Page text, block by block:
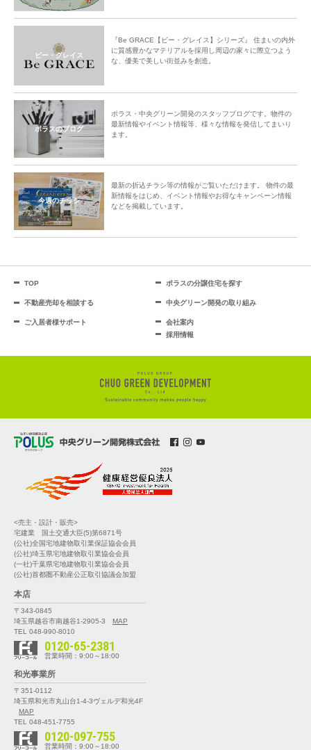
ビー・グレイス
『Be GRACE【ビー・グレイス】シリーズ』 住まいの内外
に質感豊かなマテリアルを採用し周辺の家々に際立つよう
な、優美で美しい街並みを創造。
ポラスのブログ
ポラス・中央グリーン開発のスタッフブログです。物件の
最新情報やイベント情報等、様々な情報を発信してまいり
ます。
今週のチラシ
最新の折込チラシ等の情報がご覧いただけます。 物件の最
新情報をはじめ、イベント情報やお得なキャンペーン情報
などを掲載しています。
TOP ポラスの分譲住宅を探す
不動産売却を相談する 中央グリーン開発の取り組み
ご入居者様サポート
会社案内
採用情報
<売主・設計・販売>
宅建業 国土交通大臣(5)第6871号
(公社)全国宅地建物取引業保証協会会員
(公社)埼玉県宅地建物取引業協会会員
(一社)千葉県宅地建物取引業協会会員
(公社)首都圏不動産公正取引協議会加盟
本店
〒343-0845
埼玉県越谷市南越谷1-2905-3
MAP
TEL 048-990-8010
0120-65-2381
営業時間：9:00～18:00
和光事業所
〒351-0112
埼玉県和光市丸山台1-4-3ヴェルデ和光4F
MAP
TEL 048-451-7755
0120-097-755
営業時間：9:00～18:00